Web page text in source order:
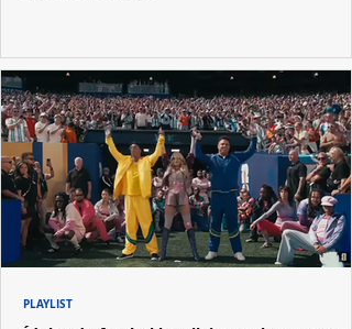
PLAYLIST